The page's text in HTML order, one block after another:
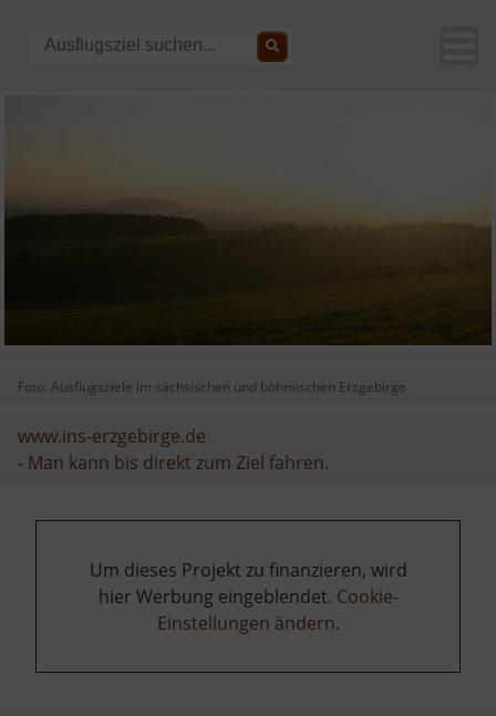
Foto: Ausflugsziele im sächsischen und böhmischen Erzgebirge
www.ins-erzgebirge.de
- Man kann bis direkt zum Ziel fahren.
Um dieses Projekt zu finanzieren, wird
hier Werbung eingeblendet. Cookie-
Einstellungen ändern.